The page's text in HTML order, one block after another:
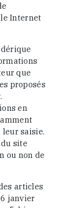
Internet
que
proposés
.
en
saisie.
site
ou non de
articles
janvier